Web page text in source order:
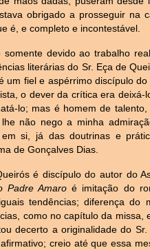
obrigado a prosseguir na
é, e completo e incontestável.
somente devido ao trabalho
literárias do Sr. Eça de
um fiel e aspérrimo discípulo
o dever da crítica era deixá-
lo; mas é homem de
não nego a minha
si, já das doutrinas e
de Gonçalves Dias.
é discípulo do autor do
Padre Amaro é imitação do
tendências; diferença do
como no capítulo da
decerto a originalidade do
creio até que essa